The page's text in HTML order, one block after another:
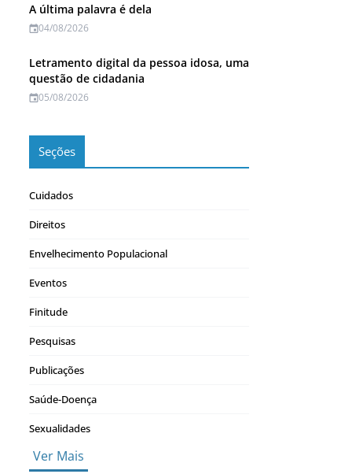
A última palavra é dela
04/08/2026
Letramento digital da pessoa idosa, uma
questão de cidadania
05/08/2026
Seções
Cuidados
Direitos
Envelhecimento Populacional
Eventos
Finitude
Pesquisas
Publicações
Saúde-Doença
Sexualidades
Ver Mais